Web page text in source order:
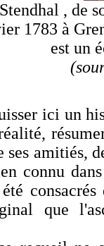
Stendhal , de
1783 à
est un
ici un
ses amitiés,
connu
que